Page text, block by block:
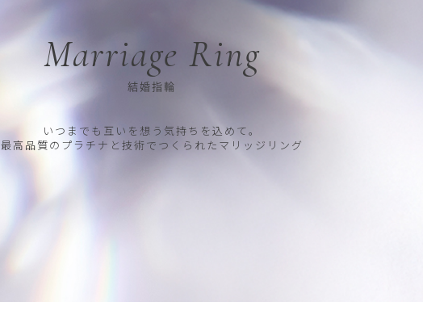
Marriage Ring
結婚指輪
いつまでも互いを想う気持ちを込めて。
最高品質のプラチナと技術でつくられたマリッジリング